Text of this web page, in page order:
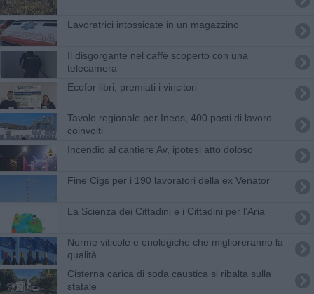
Lavoratrici intossicate in un magazzino
Il disgorgante nel caffè scoperto con una
telecamera
Ecofor libri, premiati i vincitori
Tavolo regionale per Ineos, 400 posti di lavoro
coinvolti
Incendio al cantiere Av, ipotesi atto doloso
Fine Cigs per i 190 lavoratori della ex Venator
​La Scienza dei Cittadini e i Cittadini per l’Aria
Norme viticole e enologiche che miglioreranno la
qualità
Cisterna carica di soda caustica si ribalta sulla
statale